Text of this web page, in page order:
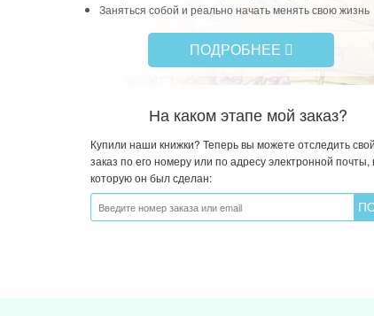
Заняться собой и реально начать менять свою жизнь
ПОДРОБНЕЕ
На каком этапе мой заказ?
Купили наши книжки? Теперь вы можете отследить свой
заказ по его номеру или по адресу электронной почты,
которую он был сделан: